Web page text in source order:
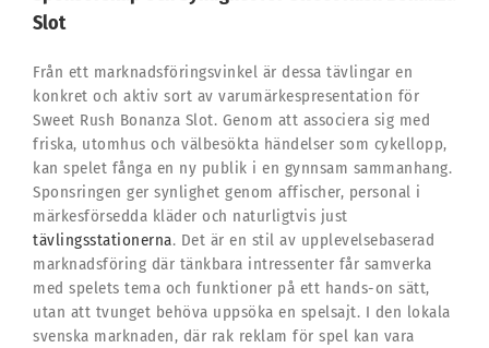
Slot
Från ett marknadsföringsvinkel är dessa tävlingar en
konkret och aktiv sort av varumärkespresentation för
Sweet Rush Bonanza Slot. Genom att associera sig med
friska, utomhus och välbesökta händelser som cykellopp,
kan spelet fånga en ny publik i en gynnsam sammanhang.
Sponsringen ger synlighet genom affischer, personal i
märkesförsedda kläder och naturligtvis just
tävlingsstationerna. Det är en stil av upplevelsebaserad
marknadsföring där tänkbara intressenter får samverka
med spelets tema och funktioner på ett hands-on sätt,
utan att tvunget behöva uppsöka en spelsajt. I den lokala
svenska marknaden, där rak reklam för spel kan vara